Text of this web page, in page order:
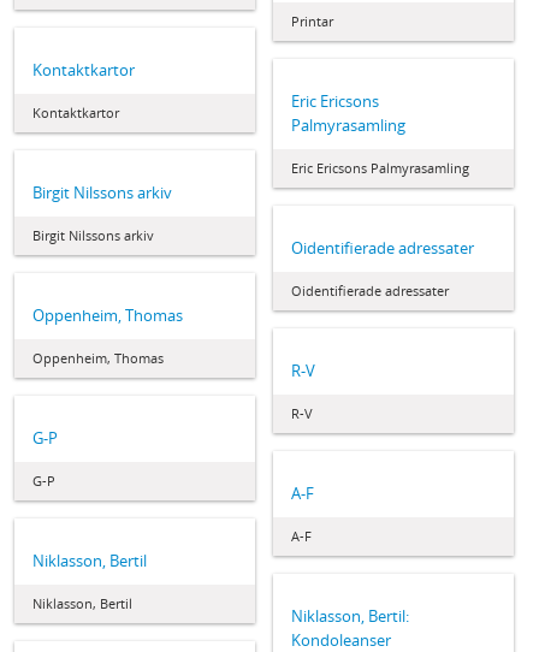
Printar
Kontaktkartor
Kontaktkartor
Eric Ericsons
Palmyrasamling
Eric Ericsons Palmyrasamling
Birgit Nilssons arkiv
Birgit Nilssons arkiv
Oidentifierade adressater
Oidentifierade adressater
Oppenheim, Thomas
Oppenheim, Thomas
R-V
R-V
G-P
G-P
A-F
A-F
Niklasson, Bertil
Niklasson, Bertil
Niklasson, Bertil:
Kondoleanser